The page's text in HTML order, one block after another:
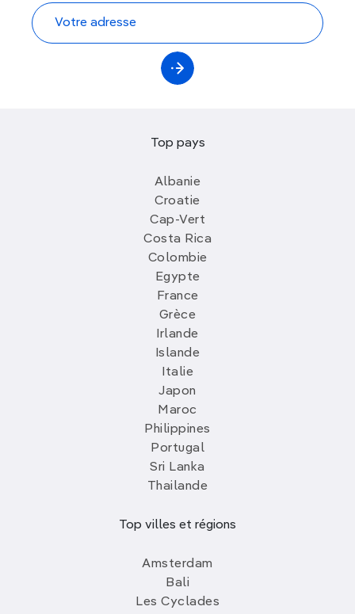
Top pays
Albanie
Croatie
Cap-Vert
Costa Rica
Colombie
Egypte
France
Grèce
Irlande
Islande
Italie
Japon
Maroc
Philippines
Portugal
Sri Lanka
Thailande
Top villes et régions
Amsterdam
Bali
Les Cyclades